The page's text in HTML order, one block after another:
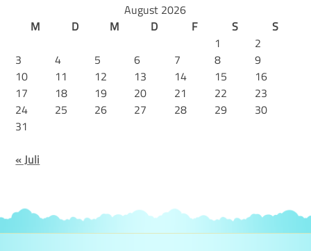
August 2026
M
D M D F S
S
1
2
3
4 5 6 7 8
9
10
11 12 13 14 15
16
17
18 19 20 21 22
23
24
25 26 27 28 29
30
31
« Juli